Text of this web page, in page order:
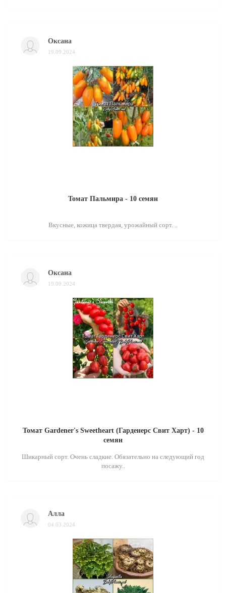
Оксана
19.09.2024
Томат Пальмира - 10 семян
Вкусные, кожица твердая, урожайный сорт. ..
Оксана
19.09.2024
Томат Gardener's Sweetheart (Гарденерс Свит Харт) - 10
семян
Шикарный сорт. Очень сладкие. Обязательно на следующий год
посажу..
Алла
04.03.2024